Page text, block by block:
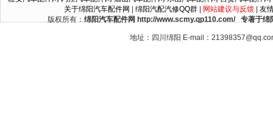
关于绵阳汽车配件网
绵阳汽配汽修QQ群| 网站建议与反馈| 友
版权所有： 绵阳汽车配件网 http://www.scmy.qp110.com/ 专著于绵
地址：四川绵阳 E-mail：